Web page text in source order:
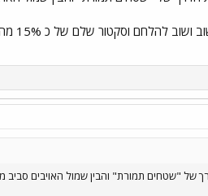
מצד
של "שטחים תמורת" והבין שמול האויבים סביב